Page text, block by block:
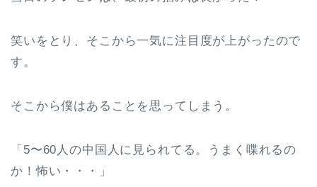
笑いをとり、そこから一気に注目度が上がったので
す。
そこから僕はあることを思ってしまう。
「5〜60人の中国人に見られてる。うまく喋れるの
か！怖い・・・」